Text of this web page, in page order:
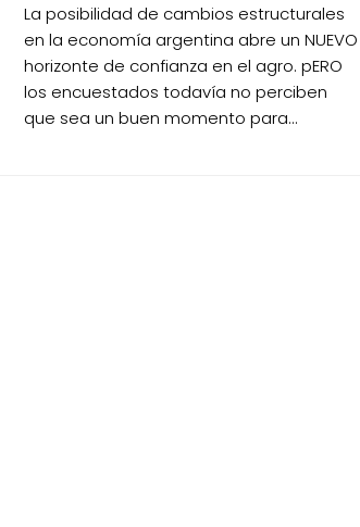
La posibilidad de cambios estructurales
en la economía argentina abre un NUEVO
horizonte de confianza en el agro. pERO
los encuestados todavía no perciben
que sea un buen momento para...